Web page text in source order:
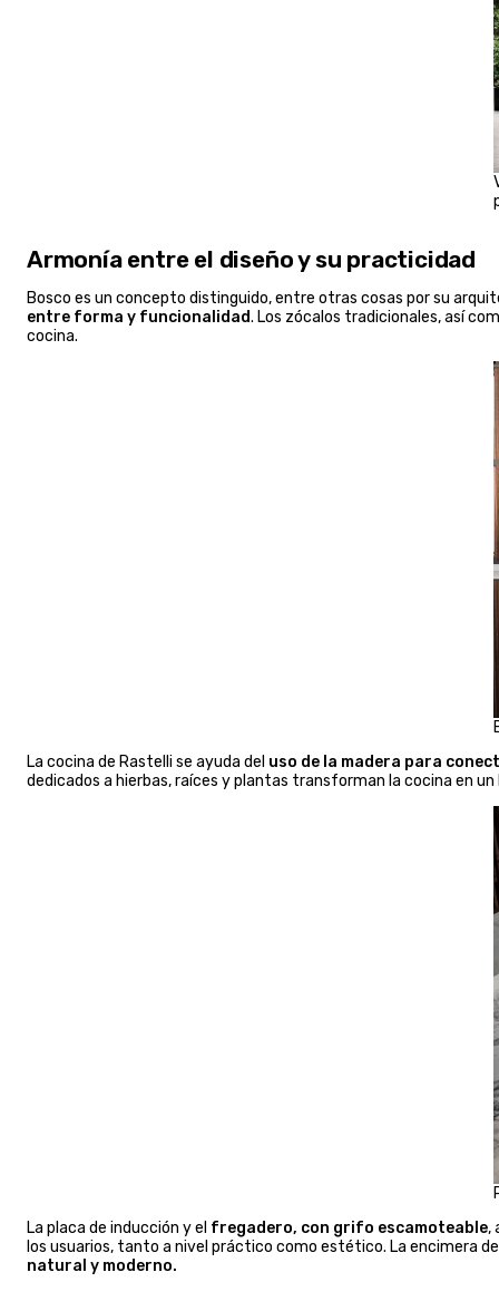
Armonía entre el diseño y su practicidad
Bosco es un concepto distinguido, entre otras cosas por su
entre forma y funcionalidad. Los zócalos tradicionales, así
cocina.
La cocina de Rastelli se ayuda del uso de la madera para
dedicados a hierbas, raíces y plantas transforman la cocina en
La placa de inducción y el fregadero, con grifo escamoteable,
los usuarios, tanto a nivel práctico como estético. La encimera
natural y moderno.